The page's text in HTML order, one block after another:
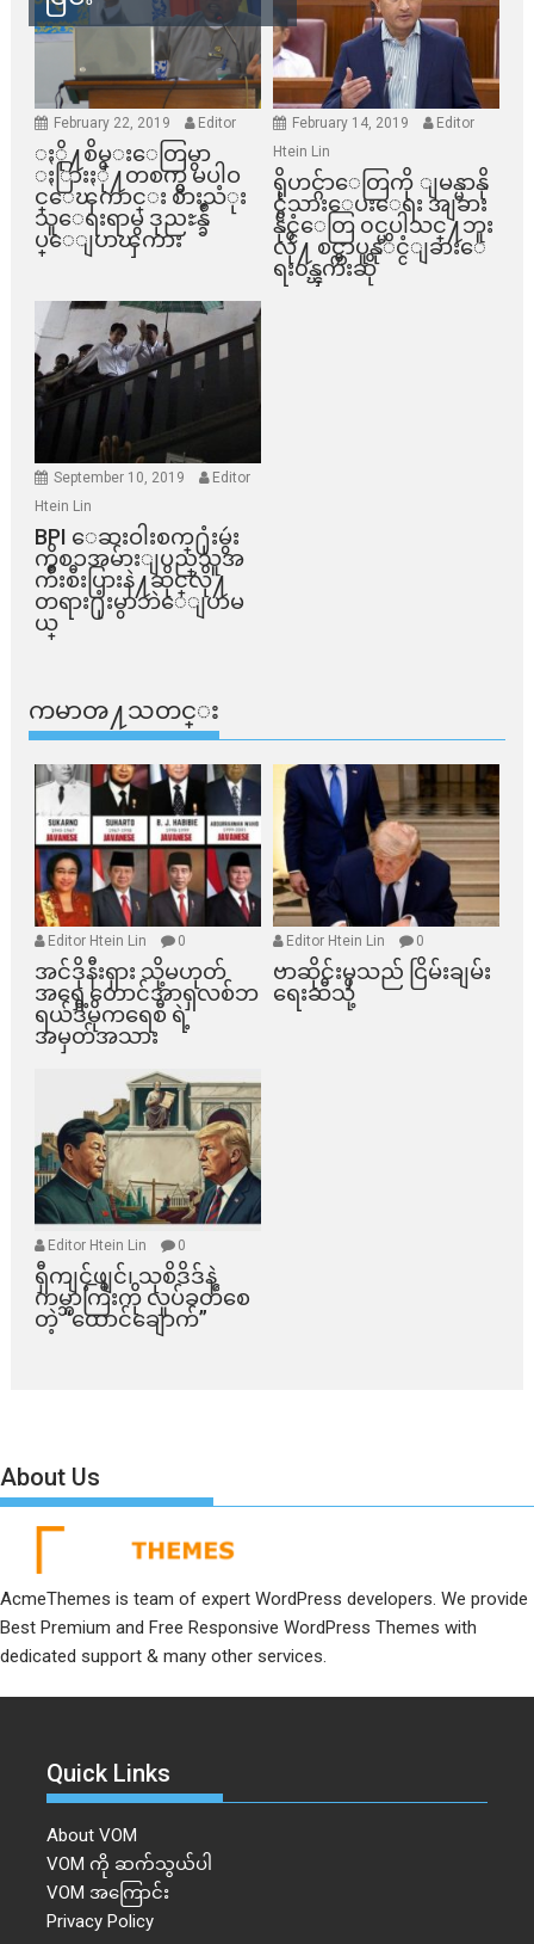
February 22, 2019 Editor
ႏို႔စိမ္းေတြမွာ
ႏြားႏို႔တစက္မွ မပါဝ
င္ေၾကာင္း စားသံုး
သူေရးရာမွ ဒုညႊန္ခ်ဳ
ပ္ေျပာၾကား
February 14, 2019
Editor
Htein Lin
ရိုဟင္ဂ်ာေတြကို ျမန္မာနို
င္ငံသားေပးေရး အျခား
နိုင္ငံေတြ ၀င္မပါသင္႔ဘူး
လို႔ စင္ကာပူနုိင္ငံျခားေ
ရး၀န္ၾကီးဆို
September 10, 2019
Editor
Htein Lin
BPI ​ေဆးဝါးစက္​႐ုံးမွဴး
ကိစၥအမ်ားျပည္​သူအ
က်ိဳးစီးပြားနဲ႔ဆိုင္​လို႔
တရား႐ုံးမွာဘဲေျပာမ
ယ္​
ကမာၻ႔သတင္း
Editor Htein Lin 0
အင်ဒိုနီးရှား သို့မဟုတ်
အရှေ့တောင်အာရှလစ်ဘ
ရယ်ဒီမိုကရေစီ ရဲ့
အမှတ်အသား
Editor Htein Lin 0
ဗာဆိုင်းမှသည် ငြိမ်းချမ်း
ရေးဆီသို့
Editor Htein Lin 0
ရှီကျင့်ဖျင်၊ သုစိဒိဒ်နဲ့
ကမ္ဘာကြီးကို လှုပ်ခတ်စေ
တဲ့ “ထောင်ချောက်”
About Us
AcmeThemes is team of expert WordPress developers. We provide
Best Premium and Free Responsive WordPress Themes with
dedicated support & many other services.
Quick Links
About VOM
VOM ကို ဆက်သွယ်ပါ
VOM အကြောင်း
Privacy Policy